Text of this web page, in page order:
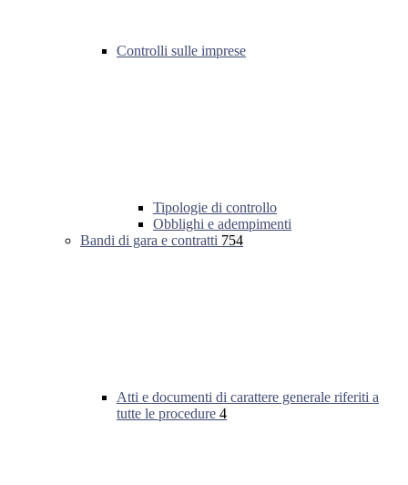
Controlli sulle imprese
Tipologie di controllo
Obblighi e adempimenti
Bandi di gara e contratti 754
Atti e documenti di carattere generale riferiti a
tutte le procedure 4